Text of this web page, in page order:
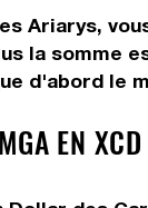
Ariarys,
la somme
d'abord le
EN